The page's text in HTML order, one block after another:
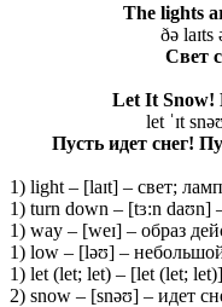
The lights
ðə laɪts
Свет
Let It Snow!
let ˈɪt
Пусть идет снег!
1) light – [laɪt] – свет;
1) turn down – [tɜ:n daʊn]
1) way – [weɪ] – образ
1) low – [ləʊ] –
1) let (let; let) – [let (let;
2) snow – [snəʊ] – идет